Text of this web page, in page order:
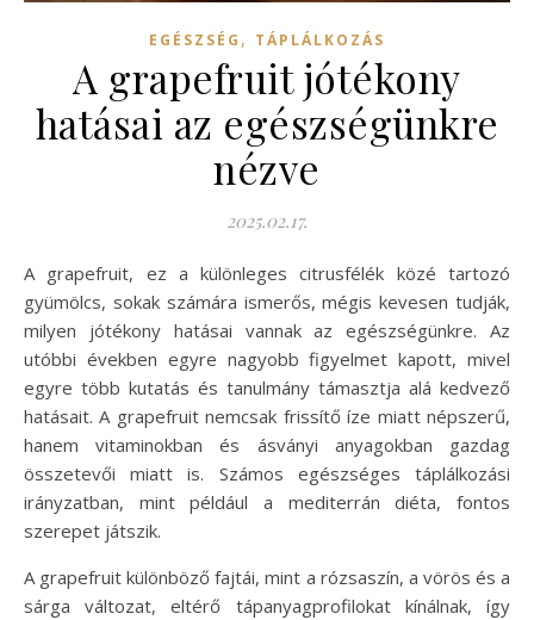
EGÉSZSÉG , TÁPLÁLKOZÁS
A grapefruit jótékony
hatásai az egészségünkre
nézve
2025.02.17.
A grapefruit, ez a különleges citrusfélék közé tartozó
gyümölcs, sokak számára ismerős, mégis kevesen tudják,
milyen jótékony hatásai vannak az egészségünkre. Az
utóbbi években egyre nagyobb figyelmet kapott, mivel
egyre több kutatás és tanulmány támasztja alá kedvező
hatásait. A grapefruit nemcsak frissítő íze miatt népszerű,
hanem vitaminokban és ásványi anyagokban gazdag
összetevői miatt is. Számos egészséges táplálkozási
irányzatban, mint például a mediterrán diéta, fontos
szerepet játszik.
A grapefruit különböző fajtái, mint a rózsaszín, a vörös és a
sárga változat, eltérő tápanyagprofilokat kínálnak, így